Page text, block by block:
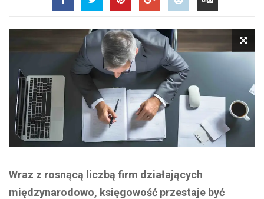
Wraz z rosnącą liczbą firm działających
międzynarodowo, księgowość przestaje być